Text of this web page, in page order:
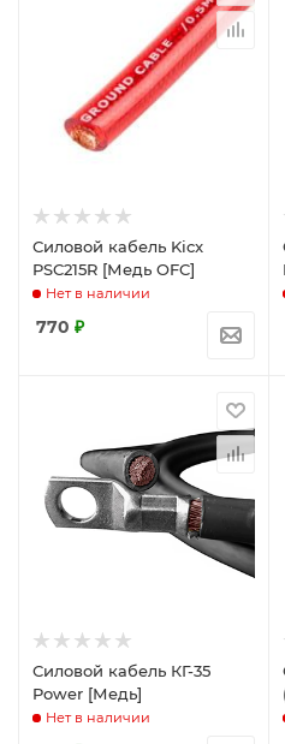
Силовой кабель Kicx
PSC215R [Медь OFC]
Нет в наличии
770 ₽
Силовой кабель КГ-35
Power [Медь]
Нет в наличии